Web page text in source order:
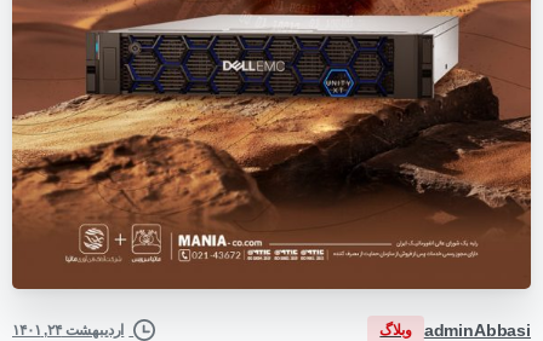
adminAbbasi وبلاگ اردیبهشت ۲۴, ۱۴۰۱